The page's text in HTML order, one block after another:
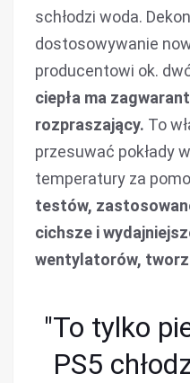
schłodzi woda.
dostosowywanie
producentowi ok.
ciepła ma
rozpraszający. To
przesuwać pokłady
temperatury za
testów,
cichsze i
wentylatorów,
"To tylko
PS5